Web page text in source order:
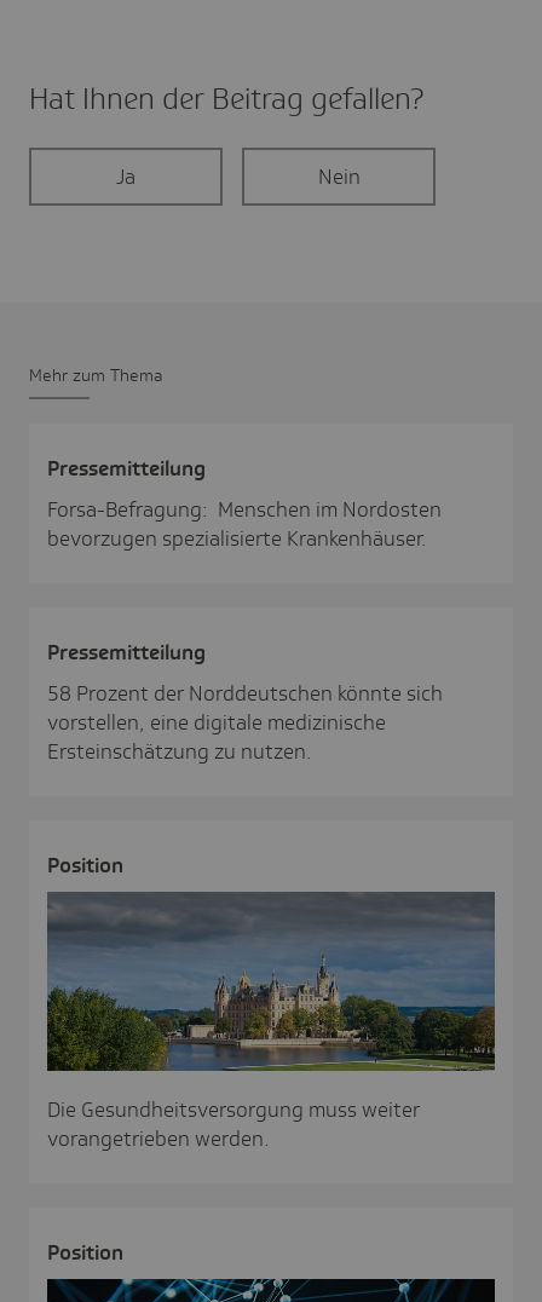
Hat Ihnen der Beitrag gefal­len?
Ja Nein
Mehr zum Thema
Pres­se­mit­tei­lung
Forsa-Befragung: Menschen im Nordosten
bevorzugen spezialisierte Krankenhäuser.
Pres­se­mit­tei­lung
58 Prozent der Norddeutschen könnte sich
vorstellen, eine digitale medizinische
Ersteinschätzung zu nutzen.
Posi­tion
Die Gesundheitsversorgung muss weiter
vorangetrieben werden.
Posi­tion